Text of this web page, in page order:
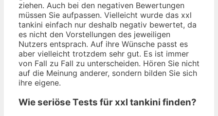
ziehen. Auch bei den negativen Bewertungen
müssen Sie aufpassen. Vielleicht wurde das xxl
tankini einfach nur deshalb negativ bewertet, da
es nicht den Vorstellungen des jeweiligen
Nutzers entsprach. Auf ihre Wünsche passt es
aber vielleicht trotzdem sehr gut. Es ist immer
von Fall zu Fall zu unterscheiden. Hören Sie nicht
auf die Meinung anderer, sondern bilden Sie sich
ihre eigene.
Wie seriöse Tests für xxl tankini finden?